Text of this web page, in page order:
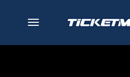
desplegar navegación